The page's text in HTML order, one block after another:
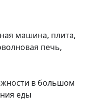
машина, плита,
печь,
в большом
еды